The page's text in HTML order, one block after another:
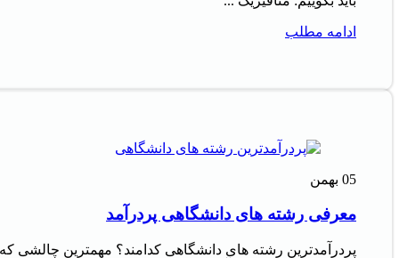
ادامه مطلب
05 بهمن
معرفی رشته های دانشگاهی پردرآمد
پردرآمدترین رشته های دانشگاهی کدامند؟ مهمترین چالشی که